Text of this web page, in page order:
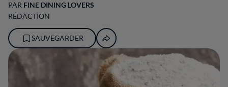
PAR FINE DINING LOVERS
RÉDACTION
SAUVEGARDER